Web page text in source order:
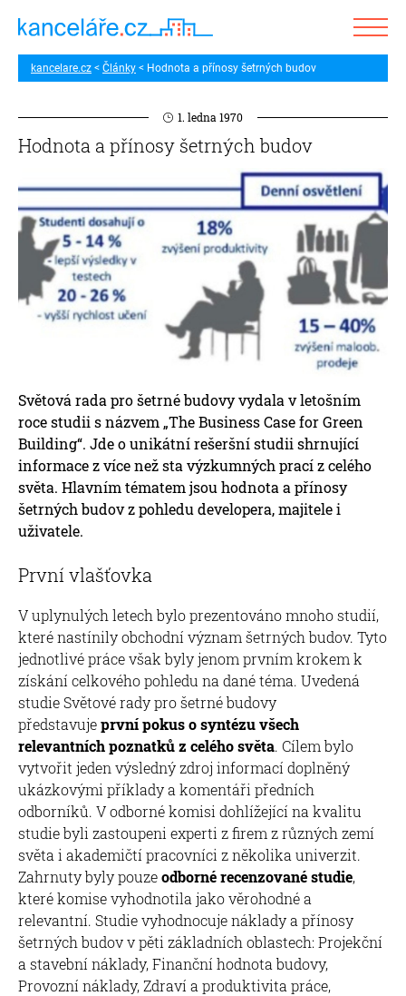
kancelare.cz Články Hodnota a přínosy šetrných budov
1. ledna 1970
Hodnota a přínosy šetrných budov
Světová rada pro šetrné budovy vydala v letošním
roce studii s názvem „The Business Case for Green
Building“. Jde o unikátní rešeršní studii shrnující
informace z více než sta výzkumných prací z celého
světa. Hlavním tématem jsou hodnota a přínosy
šetrných budov z pohledu developera, majitele i
uživatele.
První vlašťovka
V uplynulých letech bylo prezentováno mnoho studií,
které nastínily obchodní význam šetrných budov. Tyto
jednotlivé práce však byly jenom prvním krokem k
získání celkového pohledu na dané téma. Uvedená
studie Světové rady pro šetrné budovy
představujeprvní pokus o syntézu všech
relevantních poznatků z celého světa. Cílem bylo
vytvořit jeden výsledný zdroj informací doplněný
ukázkovými příklady a komentáři předních
odborníků. V odborné komisi dohlížející na kvalitu
studie byli zastoupeni experti z firem z různých zemí
světa i akademičtí pracovníci z několika univerzit.
Zahrnuty byly pouzeodborné recenzované studie,
které komise vyhodnotila jako věrohodné a
relevantní. Studie vyhodnocuje náklady a přínosy
šetrných budov v pěti základních oblastech: Projekční
a stavební náklady, Finanční hodnota budovy,
Provozní náklady, Zdraví a produktivita práce,